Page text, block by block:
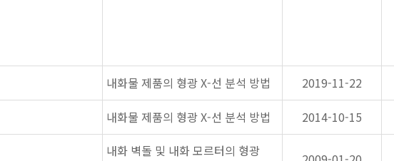
내화물 제품의 형광 X-선 분석 방법 2019-11-22
내화물 제품의 형광 X-선 분석 방법 2014-10-15
내화 벽돌 및 내화 모르터의 형광